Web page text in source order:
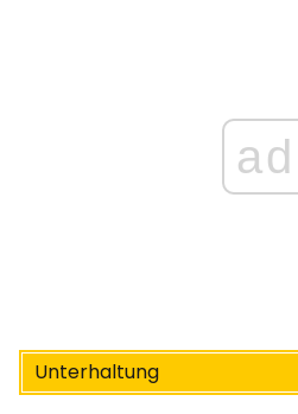
ad
Unterhaltung